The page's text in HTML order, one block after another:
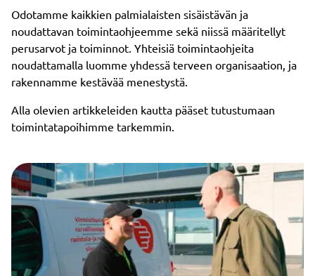
Odotamme kaikkien palmialaisten sisäistävän ja
noudattavan toimintaohjeemme sekä niissä määritellyt
perusarvot ja toiminnot. Yhteisiä toimintaohjeita
noudattamalla luomme yhdessä terveen organisaation, ja
rakennamme kestävää menestystä.
Alla olevien artikkeleiden kautta pääset tutustumaan
toimintatapoihimme tarkemmin.